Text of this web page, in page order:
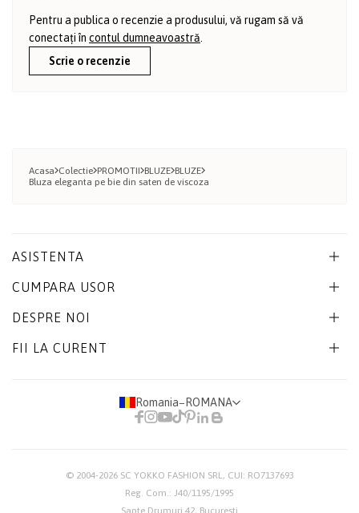
Pentru a publica o recenzie a produsului, vă rugam să vă
conectați în contul dumneavoastră
Scrie o recenzie
Acasa Colectie PROMOTII BLUZE BLUZE
Bluza eleganta pe bie din saten de viscoza
ASISTENTA
CUMPARA USOR
DESPRE NOI
FII LA CURENT
Romania− ROMANA
© 2004-2026 SC YOKKO FASHION SRL, CUI: RO7137693
Reg. Com.: J40/1195/1995
Sapte Drumuri 42, Bucuresti